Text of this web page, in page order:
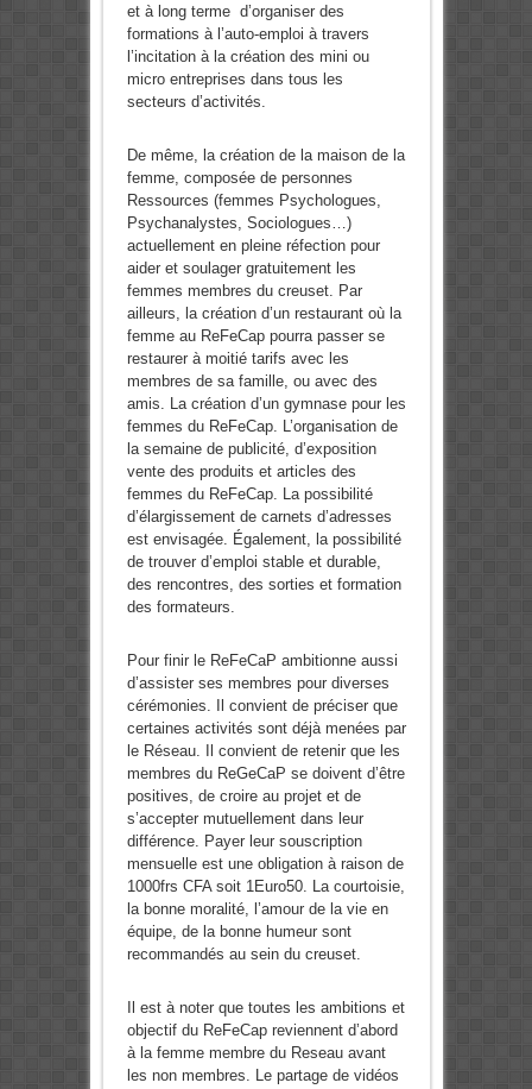
et à long terme d’organiser des
formations à l’auto-emploi à travers
l’incitation à la création des mini ou
micro entreprises dans tous les
secteurs d’activités.
De même, la création de la maison de la
femme, composée de personnes
Ressources (femmes Psychologues,
Psychanalystes, Sociologues…)
actuellement en pleine réfection pour
aider et soulager gratuitement les
femmes membres du creuset. Par
ailleurs, la création d’un restaurant où la
femme au ReFeCap pourra passer se
restaurer à moitié tarifs avec les
membres de sa famille, ou avec des
amis. La création d’un gymnase pour les
femmes du ReFeCap. L’organisation de
la semaine de publicité, d’exposition
vente des produits et articles des
femmes du ReFeCap. La possibilité
d’élargissement de carnets d’adresses
est envisagée. Également, la possibilité
de trouver d’emploi stable et durable,
des rencontres, des sorties et formation
des formateurs.
Pour finir le ReFeCaP ambitionne aussi
d’assister ses membres pour diverses
cérémonies. Il convient de préciser que
certaines activités sont déjà menées par
le Réseau. Il convient de retenir que les
membres du ReGeCaP se doivent d’être
positives, de croire au projet et de
s’accepter mutuellement dans leur
différence. Payer leur souscription
mensuelle est une obligation à raison de
1000frs CFA soit 1Euro50. La courtoisie,
la bonne moralité, l’amour de la vie en
équipe, de la bonne humeur sont
recommandés au sein du creuset.
Il est à noter que toutes les ambitions et
objectif du ReFeCap reviennent d’abord
à la femme membre du Reseau avant
les non membres. Le partage de vidéos